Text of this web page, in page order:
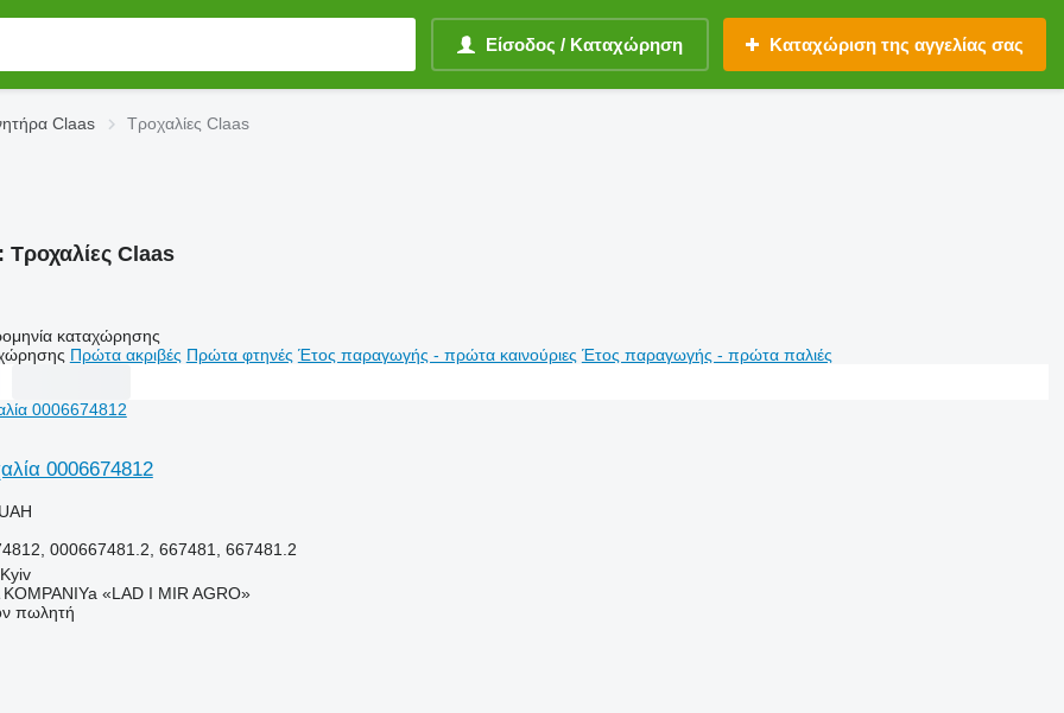
Είσοδος / Καταχώρηση Καταχώριση της αγγελίας σας
Claas Τροχαλίες Claas
Τροχαλίες Claas
καταχώρησης
Πρώτα ακριβές Πρώτα φτηνές Έτος παραγωγής - πρώτα καινούριες Έτος παραγωγής - πρώτα παλιές
0006674812
000667481.2, 667481, 667481.2
«LAD I MIR AGRO»
πωλητή